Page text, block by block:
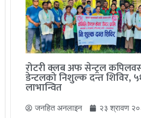
रोटरी क्लब अफ सेन्ट्रल
डेन्टलको निशुल्क दन्त शिविर,
लाभान्वित
जनहित अनलाइन २३ श्रावण